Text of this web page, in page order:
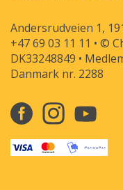
Andersrudveien 1,
+47 69 03 11 11 • ©
DK33248849 •
Danmark nr. 2288